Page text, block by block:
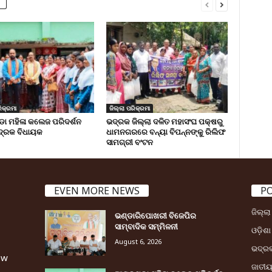
ମହିଳା କଲେଜ ପରିଦର୍ଶନ
ବିଧାୟକ
ଜିଲ୍ଲା ପରିକ୍ରମା
ଭଦ୍ରକ ଜିଲ୍ଲା ଦଳିତ ମହାସଂଘ ପକ୍ଷରୁ
ଧାମନଗରରେ ବନ୍ୟା ବିପନ୍ନଙ୍କୁ ରିଲିଫ
ସାମଗ୍ରୀ ବଂଟନ
EVEN MORE NEWS
ଭଣ୍ଡାରିପୋଖରୀ ବିଜେପିର
ସାମ୍ବାଦିକ ସମ୍ମିଳନୀ
August 6, 2026
ଓଡ଼ିଶା
ଜାତୀୟ